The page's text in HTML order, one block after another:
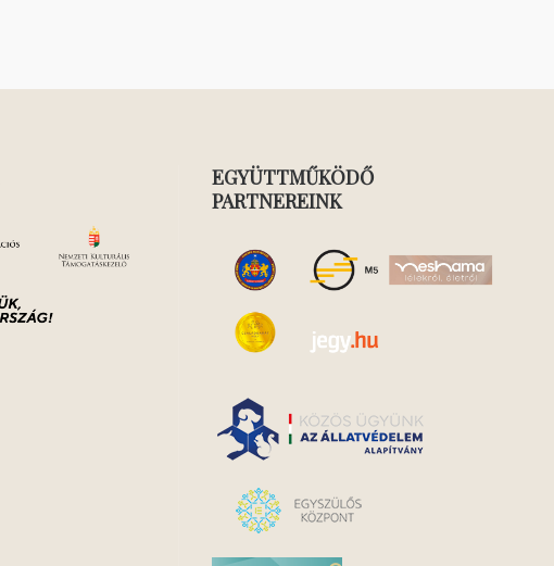
EGYÜTTMŰKÖDŐ
PARTNEREINK